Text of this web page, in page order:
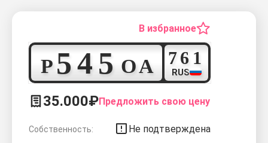
В избранное
Р5
4
5
ОА7
61
RUS
35.000₽Предложить свою цену
Собственность: Не подтверждена